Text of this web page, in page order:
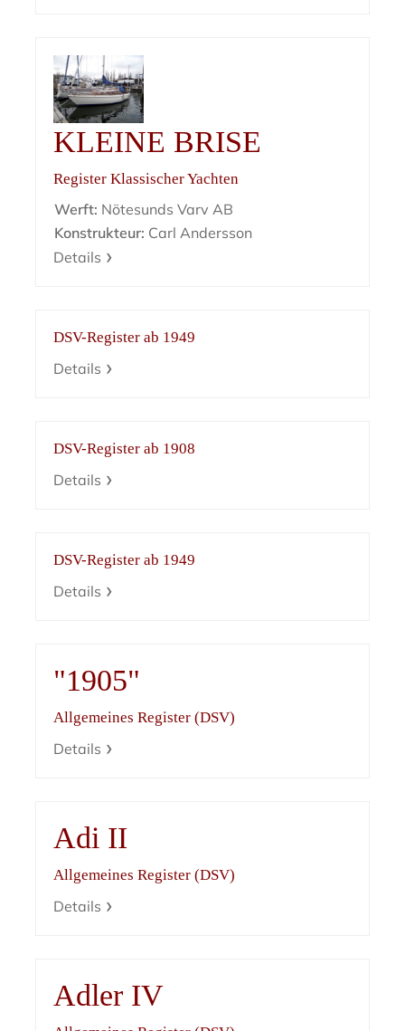
KLEINE BRISE
Register Klassischer Yachten
Werft: Nötesunds Varv AB
Konstrukteur: Carl Andersson
Details
DSV-Register ab 1949
Details
DSV-Register ab 1908
Details
DSV-Register ab 1949
Details
"1905"
Allgemeines Register (DSV)
Details
Adi II
Allgemeines Register (DSV)
Details
Adler IV